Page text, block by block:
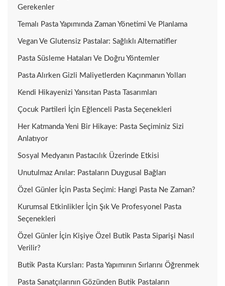
Gerekenler
Temalı Pasta Yapımında Zaman Yönetimi Ve Planlama
Vegan Ve Glutensiz Pastalar: Sağlıklı Alternatifler
Pasta Süsleme Hataları Ve Doğru Yöntemler
Pasta Alırken Gizli Maliyetlerden Kaçınmanın Yolları
Kendi Hikayenizi Yansıtan Pasta Tasarımları
Çocuk Partileri İçin Eğlenceli Pasta Seçenekleri
Her Katmanda Yeni Bir Hikaye: Pasta Seçiminiz Sizi
Anlatıyor
Sosyal Medyanın Pastacılık Üzerinde Etkisi
Unutulmaz Anılar: Pastaların Duygusal Bağları
Özel Günler İçin Pasta Seçimi: Hangi Pasta Ne Zaman?
Kurumsal Etkinlikler İçin Şık Ve Profesyonel Pasta
Seçenekleri
Özel Günler İçin Kişiye Özel Butik Pasta Siparişi Nasıl
Verilir?
Butik Pasta Kursları: Pasta Yapımının Sırlarını Öğrenmek
Pasta Sanatçılarının Gözünden Butik Pastaların